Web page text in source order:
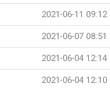
2021-06-11 09:12
2021-06-07 08:51
2021-06-04 12:14
2021-06-04 12:10